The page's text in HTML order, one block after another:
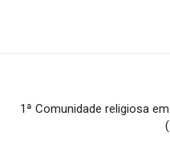
1ª Comunidade religiosa